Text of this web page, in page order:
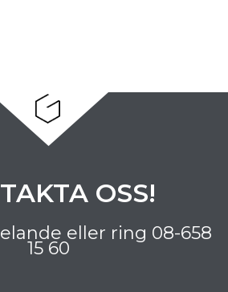
OSS!
eller ring 08-658
15 60